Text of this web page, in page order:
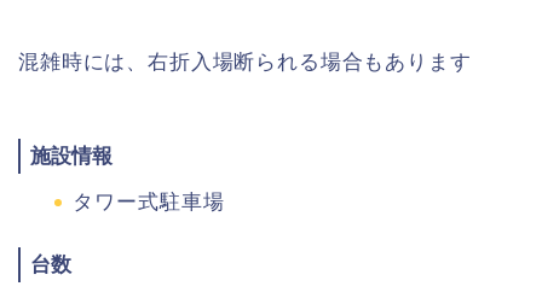
混雑時には、右折入場断られる場合もあります
施設情報
タワー式駐車場
台数